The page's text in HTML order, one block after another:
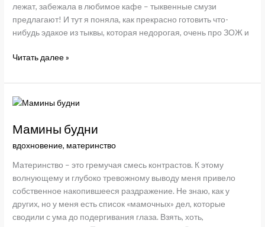
лежат, забежала в любимое кафе – тыквенные смузи
предлагают! И тут я поняла, как прекрасно готовить что-
нибудь эдакое из тыквы, которая недорогая, очень про ЗОЖ и
Тыквенное
Новые
рецепты
из
Читать далее »
Мамины будни
вдохновение, материнство
Материнство – это гремучая смесь контрастов. К этому
волнующему и глубоко тревожному выводу меня привело
собственное накопившееся раздражение. Не знаю, как у
других, но у меня есть список «мамочных» дел, которые
сводили с ума до подергивания глаза. Взять, хоть,